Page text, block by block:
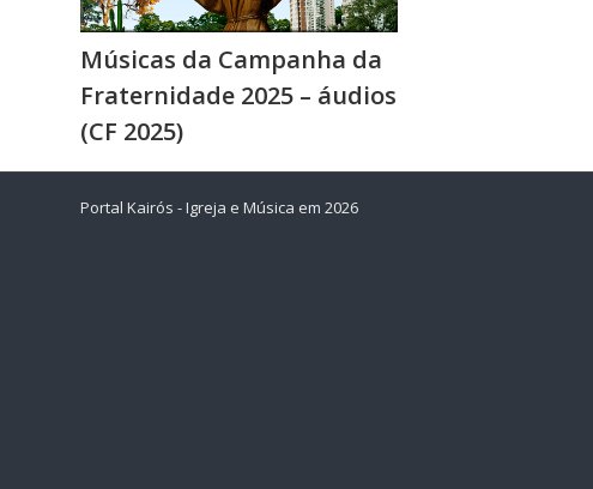
Músicas da Campanha da
Fraternidade 2025 – áudios
(CF 2025)
Portal Kairós - Igreja e Música em 2026